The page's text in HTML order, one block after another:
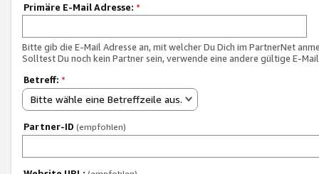
Primäre E-Mail Adresse: *
Bitte gib die E-Mail Adresse an, mit welcher Du Dich im PartnerNet
Solltest Du noch kein Partner sein, verwende eine andere gültige E-
Betreff: *
Bitte wähle eine Betreffzeile aus.
Partner-ID (empfohlen)